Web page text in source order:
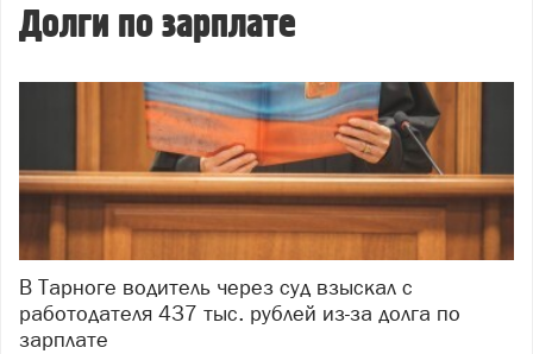
Долги по зарплате
В Тарноге водитель через суд взыскал с
работодателя 437 тыс. рублей из-за долга по
зарплате